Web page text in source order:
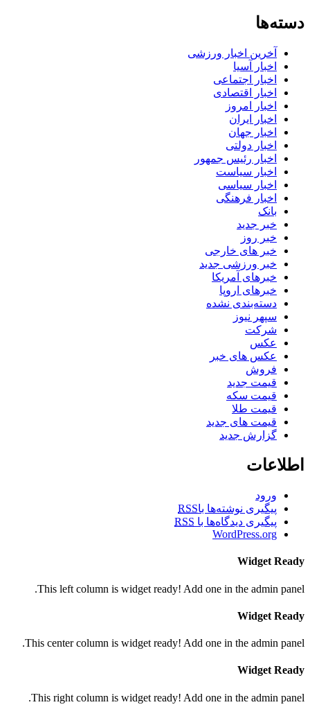
دسته‌ها
آخرین اخبار ورزشی
اخبار آسیا
اخبار اجتماعی
اخبار اقتصادی
اخبار امروز
اخبار ایران
اخبار جهان
اخبار دولتی
اخبار رئیس جمهور
اخبار سیاست
اخبار سیاسی
اخبار فرهنگی
بانک
خبر جدید
خبر روز
خبر های خارجی
خبر ورزشی جدید
خبرهای آمریکا
خبرهای اروپا
دسته‌بندی نشده
سپهر نیوز
شرکت
عکس
عکس های خبر
فروش
قیمت جدید
قیمت سکه
قیمت طلا
قیمت های جدید
گزارش جدید
اطلاعات
ورود
پیگیری نوشته‌ها باRSS
پیگیری دیدگاه‌ها با RSS
WordPress.org
Widget Ready
This left column is widget ready! Add one in the admin panel.
Widget Ready
This center column is widget ready! Add one in the admin panel.
Widget Ready
This right column is widget ready! Add one in the admin panel.